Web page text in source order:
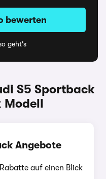
bewerten
geht's
S5 Sportback
Modell
Angebote
auf einen Blick